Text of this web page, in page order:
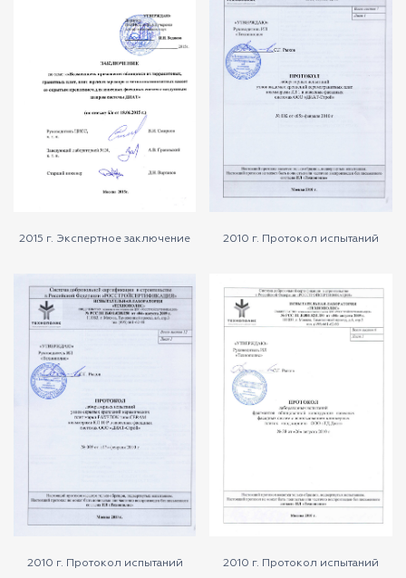
2015 г. Экспертное заключение 2010 г. Протокол испытаний
2010 г. Протокол испытаний 2010 г. Протокол испытаний